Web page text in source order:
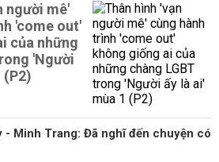
người mê'
'come out'
của những
'Người
(P2)
- Minh Trang: Đã nghĩ đến chuyện có